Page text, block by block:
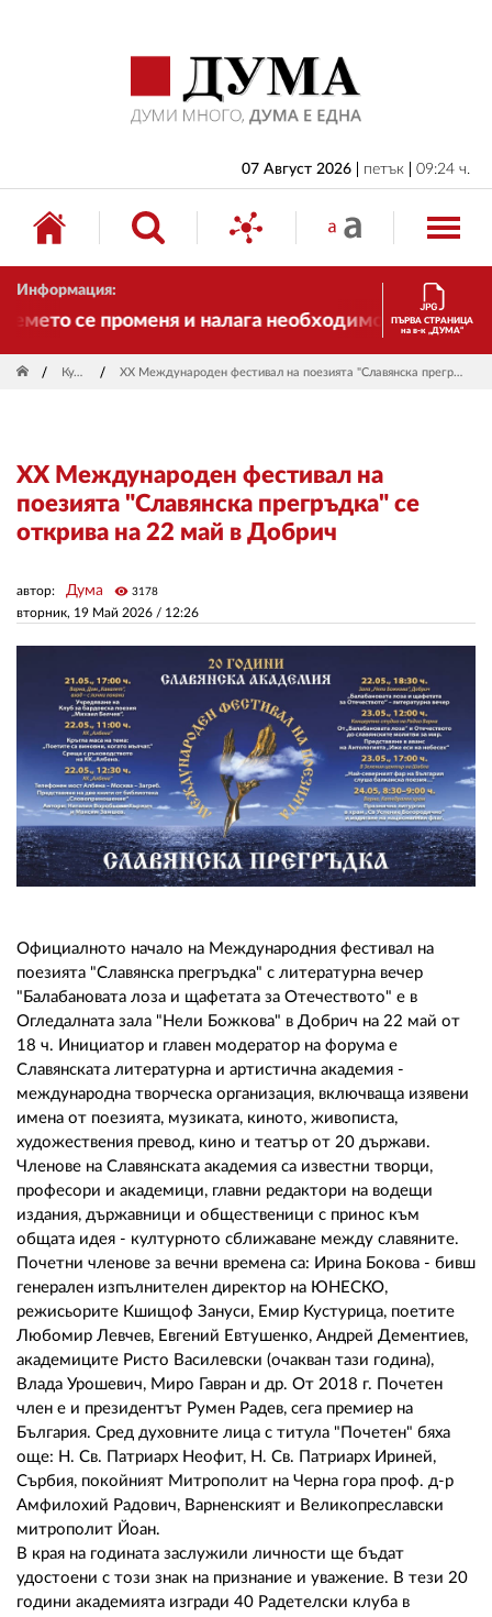
07 Август 2026 петък 09:24 ч.
Информация:
се променя и налага необходимостта отПЪРВА СТРАНИЦА
на в-к „ДУМА“
Култура ХХ Международен фестивал на поезията "Славянска прегръдка" се открива на 22 май в Добрич
ХХ Международен фестивал на
поезията "Славянска прегръдка" се
открива на 22 май в Добрич
вторник, 19 Май 2026 / 12:26
автор: Дума visibility 3178
Официалното начало на Международния фестивал на
поезията "Славянска прегръдка" с литературна вечер
"Балабановата лоза и щафетата за Отечеството" е в
Огледалната зала "Нели Божкова" в Добрич на 22 май от
18 ч. Инициатор и главен модератор на форума е
Славянската литературна и артистична академия -
международна творческа организация, включваща изявени
имена от поезията, музиката, киното, живописта,
художествения превод, кино и театър от 20 държави.
Членове на Славянската академия са известни творци,
професори и академици, главни редактори на водещи
издания, държавници и общественици с принос към
общата идея - културното сближаване между славяните.
Почетни членове за вечни времена са: Ирина Бокова - бивш
генерален изпълнителен директор на ЮНЕСКО,
режисьорите Кшищоф Зануси, Емир Кустурица, поетите
Любомир Левчев, Евгений Евтушенко, Андрей Дементиев,
академиците Ристо Василевски (очакван тази година),
Влада Урошевич, Миро Гавран и др. От 2018 г. Почетен
член е и президентът Румен Радев, сега премиер на
България. Сред духовните лица с титула "Почетен" бяха
още: Н. Св. Патриарх Неофит, Н. Св. Патриарх Ириней,
Сърбия, покойният Митрополит на Черна гора проф. д-р
Амфилохий Радович, Варненският и Великопреславски
митрополит Йоан.
В края на годината заслужили личности ще бъдат
удостоени с този знак на признание и уважение. В тези 20
години академията изгради 40 Радетелски клуба в
БЪЛГАРИЯ
ИКОНОМИКА
ИЗБОРИ
СВЯТ
ДРУГИ
ЗА НАС
КОНТАКТИ
РЕКЛАМА
АБОНАМЕНТ
УСЛОВИЯ ЗА ПОЛЗВАНЕ
ПОЛИТИКА ЗА БИСКВИТКИТЕ
02 975 20 35